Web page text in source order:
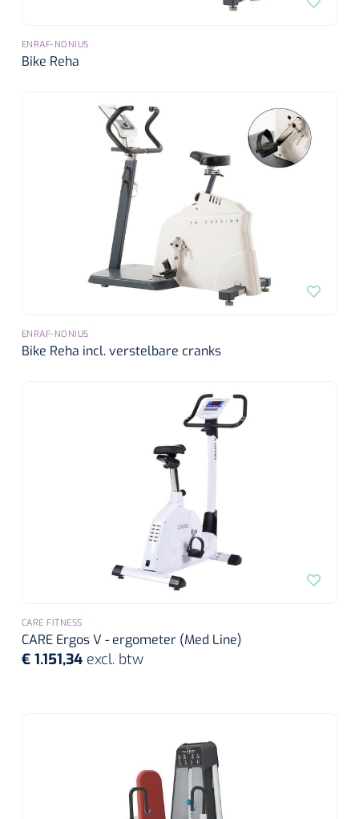
ENRAF-NONIUS
Bike Reha
ENRAF-NONIUS
Bike Reha incl. verstelbare cranks
CARE FITNESS
CARE Ergos V - ergometer (Med Line)
€ 1.151,34 excl. btw